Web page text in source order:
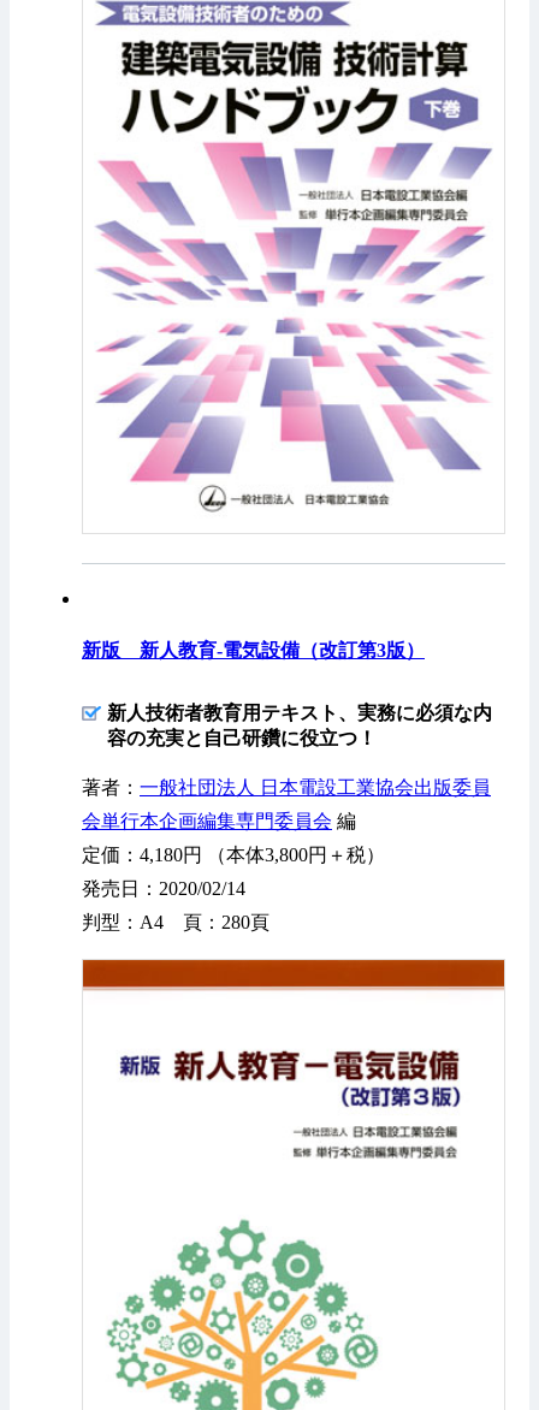
新版 新人教育-電気設備（改訂第3版）
新人技術者教育用テキスト、実務に必須な内
容の充実と自己研鑽に役立つ！
著者： 一般社団法人 日本電設工業協会出版委員
会単行本企画編集専門委員会 編
定価：4,180円 （本体3,800円＋税）
発売日：2020/02/14
判型：A4 頁：280頁